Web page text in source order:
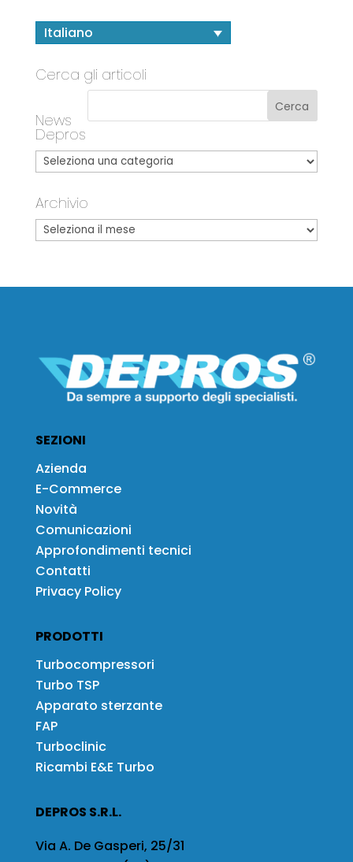
Italiano
Cerca gli articoli
News
Depros
Archivio
SEZIONI
Azienda
E-Commerce
Novità
Comunicazioni
Approfondimenti tecnici
Contatti
Privacy Policy
PRODOTTI
Turbocompressori
Turbo TSP
Apparato sterzante
FAP
Turboclinic
Ricambi E&E Turbo
DEPROS S.R.L.
Via A. De Gasperi, 25/31